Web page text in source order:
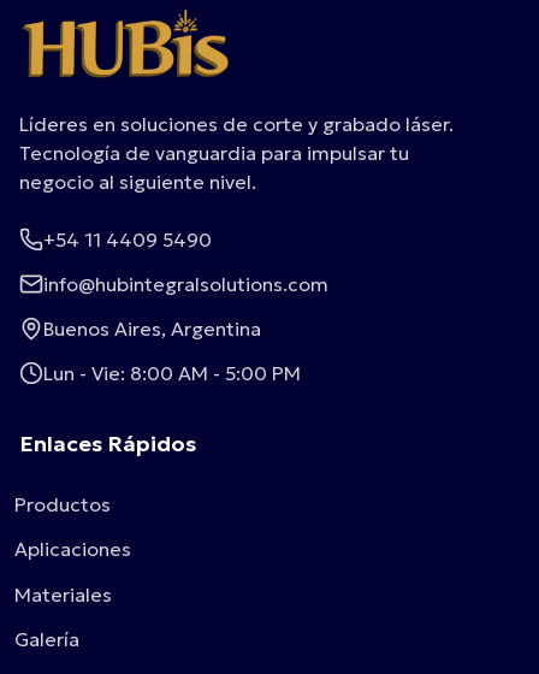
Líderes en soluciones de corte y grabado láser.
Tecnología de vanguardia para impulsar tu
negocio al siguiente nivel.
+54 11 4409 5490
info@hubintegralsolutions.com
Buenos Aires, Argentina
Lun - Vie: 8:00 AM - 5:00 PM
Enlaces Rápidos
Productos
Aplicaciones
Materiales
Galería